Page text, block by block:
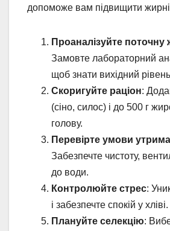
допоможе вам підвищити
Проаналізуйте поточну
Замовте лабораторний
щоб знати вихідний
Скоригуйте раціон:
(сіно, силос) і до 500 г
голову.
Перевірте умови
Забезпечте чистоту,
до води.
Контролюйте стрес:
і забезпечте спокій у хліві.
Плануйте селекцію: